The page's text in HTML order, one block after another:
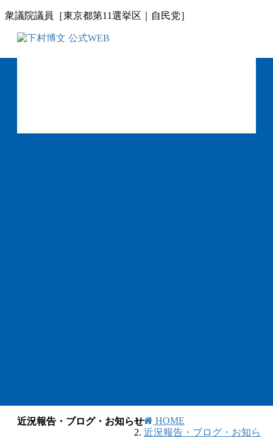
コ
ナ
衆議院議員［東京都第11選挙区｜自民党］
近況報告・ブログ・お知らせ
HOME
近況報告・ブログ・お知ら